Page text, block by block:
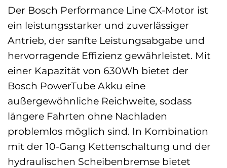
Der Bosch Performance Line CX-Motor ist
ein leistungsstarker und zuverlässiger
Antrieb, der sanfte Leistungsabgabe und
hervorragende Effizienz gewährleistet. Mit
einer Kapazität von 630Wh bietet der
Bosch PowerTube Akku eine
außergewöhnliche Reichweite, sodass
längere Fahrten ohne Nachladen
problemlos möglich sind. In Kombination
mit der 10-Gang Kettenschaltung und der
hydraulischen Scheibenbremse bietet